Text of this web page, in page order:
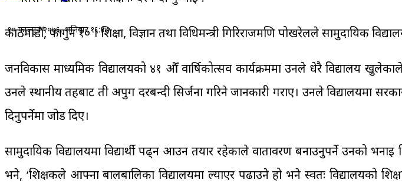
१० फाल्गुन २०७६, शनिबार १६:४७
काठमाडौँ, फागुन १० । शिक्षा, विज्ञान तथा प्रविधिमन्त्री गिरिराजमणि पोखरेलले सामुदायिक
जनविकास माध्यमिक विद्यालयको ४१ औँ वार्षिकोत्सव कार्यक्रममा उनले धेरै विद्यालय
उनले स्थानीय तहबाट ती अपुग दरबन्दी सिर्जना गरिने जानकारी गराए। उनले विद्यालयमा
दिनुपर्नेमा जोड दिए।
सामुदायिक विद्यालयमा विद्यार्थी पढ्न आउन तयार रहेकाले वातावरण बनाउनुपर्ने उनको
भने, ‘शिक्षकले आफ्ना बालबालिका विद्यालयमा ल्याएर पढाउने हो भने स्वतः विद्यालयको